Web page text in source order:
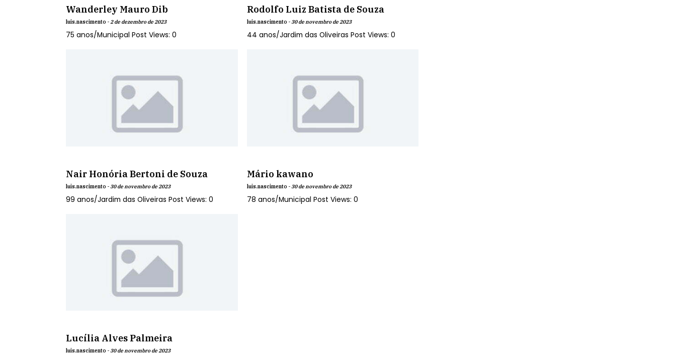
Wanderley Mauro Dib
luis.nascimento -2 de dezembro de 2023
75 anos/Municipal Post Views: 0
Rodolfo Luiz Batista de Souza
luis.nascimento - 30 de novembro de 2023
44 anos/Jardim das Oliveiras Post Views: 0
Nair Honória Bertoni de Souza
luis.nascimento - 30 de novembro de 2023
99 anos/Jardim das Oliveiras Post Views: 0
Mário kawano
luis.nascimento - 30 de novembro de 2023
78 anos/Municipal Post Views: 0
Lucília Alves Palmeira
luis.nascimento - 30 de novembro de 2023